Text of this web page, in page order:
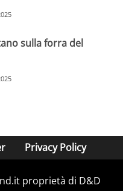
sulla forra del
Privacy Policy
proprietà di D&D